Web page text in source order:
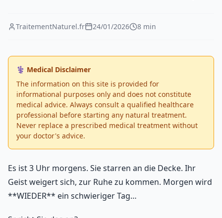
TraitementNaturel.fr 24/01/2026 8 min
⚕️ Medical Disclaimer
The information on this site is provided for
informational purposes only and does not constitute
medical advice. Always consult a qualified healthcare
professional before starting any natural treatment.
Never replace a prescribed medical treatment without
your doctor's advice.
Es ist 3 Uhr morgens. Sie starren an die Decke. Ihr
Geist weigert sich, zur Ruhe zu kommen. Morgen wird
**WIEDER** ein schwieriger Tag…